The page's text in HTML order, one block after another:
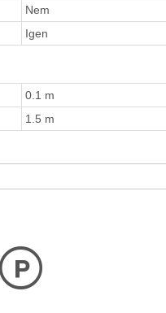
Nem
Igen
0.1 m
1.5 m
L